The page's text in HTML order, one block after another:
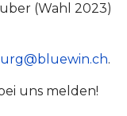
(Wahl 2023)
.
uns melden!